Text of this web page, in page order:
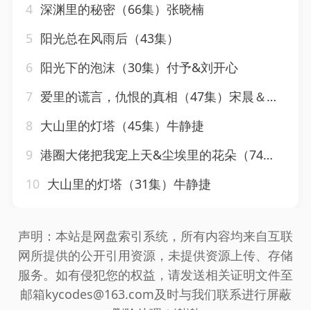
4 深渊里的秘密（66集）张晓楠
5 阳光总在风雨后（43集）
6 阳光下的泡沫（30集）付予&刘开心
7 爱里的谎言，仇恨的真相（47集）宋晨＆韩琪
8 大山里的灯塔（45集）牛静捷
9 港圈大佬把我宠上天&尘埃里的花朵（74集）胡家豪
10 大山里的灯塔（31集）牛静捷
声明：本站是网盘索引系统，所有内容均来自互联
网所提供的公开引用资源，未提供资源上传、存储
服务。如有侵犯您的权益，请发送相关证明文件至
邮箱kycodes@163.com及时与我们联系进行屏蔽